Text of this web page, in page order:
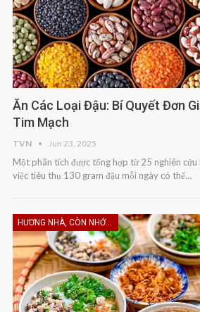
Ăn Các Loại Đậu: Bí Quyết Đơn
Tim Mạch
TVN Jun 23, 2025
Một phân tích được tổng hợp từ 25 nghiên cứu
việc tiêu thụ 130 gram đậu mỗi ngày có thể…
HƯƠNG NHÀ, CÒN NHỚ KHÔNG EM